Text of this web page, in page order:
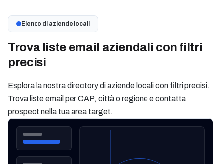
Elenco di aziende locali
Trova liste email aziendali con filtri
precisi
Esplora la nostra directory di aziende locali con filtri precisi.
Trova liste email per CAP, città o regione e contatta
prospect nella tua area target.